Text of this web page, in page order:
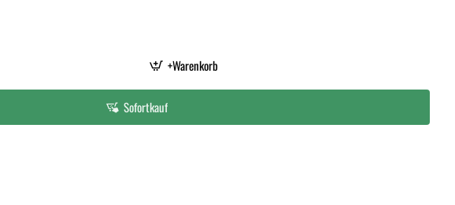
+Warenkorb
Sofortkauf